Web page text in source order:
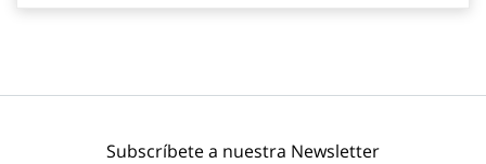
Subscríbete a nuestra Newsletter